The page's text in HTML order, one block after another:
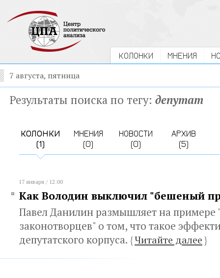
КОЛОНКИ МНЕНИЯ
7 августа, пятница
Результаты поиска по тегу: депутат
КОЛОНКИ
(1)
МНЕНИЯ
(0)
НОВОСТИ
(0)
АРХИВ
(5)
17 января / 12:00
Как Володин выключил "бешеный
Павел Данилин размышляет на примере
законотворцев" о том, что такое
депутатского корпуса. {Читайте далее}